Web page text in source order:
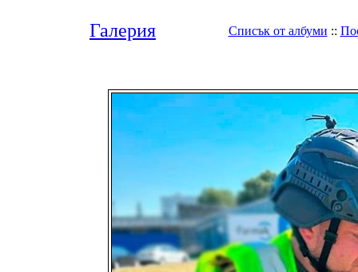
Галерия Списък от албуми ::